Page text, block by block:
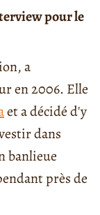
pour le
a
en 2006. Elle
et a décidé d'y
dans
banlieue
près de